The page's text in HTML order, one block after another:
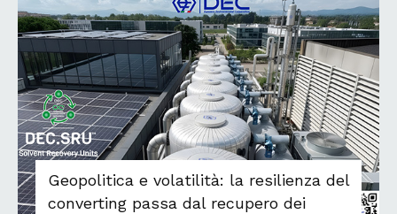
Geopolitica e volatilità: la resilienza del
converting passa dal recupero dei